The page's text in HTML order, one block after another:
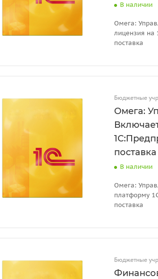
В наличии
Омега:
лицензия на
поставка
Бюджетные
Омега:
поставка
В наличии
Омега:
платформу
поставка
Бюджетные